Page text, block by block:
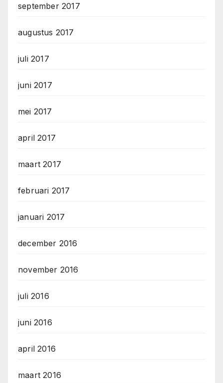
september 2017
augustus 2017
juli 2017
juni 2017
mei 2017
april 2017
maart 2017
februari 2017
januari 2017
december 2016
november 2016
juli 2016
juni 2016
april 2016
maart 2016